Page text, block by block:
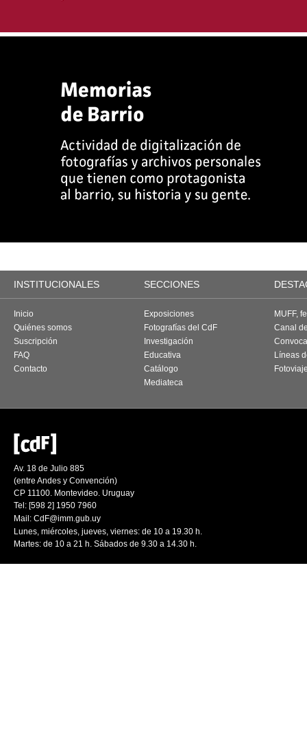
INSTITUCIONALES SECCIONES
Inicio
Quiénes somos
Suscripción
FAQ
Contacto
Exposiciones
Fotografías del CdF
Investigación
Educativa
Catálogo
Mediateca
MUFF,
Canal
Líneas
Av. 18 de Julio 885
(entre Andes y Convención)
CP 11100. Montevideo. Uruguay
Tel: [598 2] 1950 7960
Mail: CdF@imm.gub.uy
Lunes, miércoles, jueves, viernes: de 10 a 19.30 h.
Martes: de 10 a 21 h. Sábados de 9.30 a 14.30 h.